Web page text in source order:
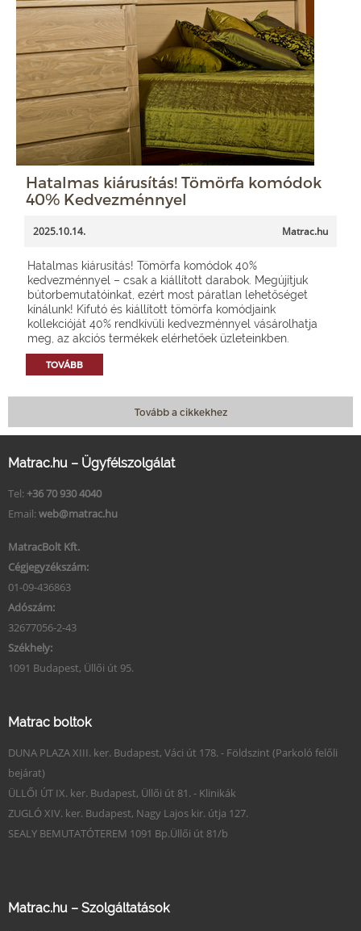
Hatalmas kiárusítás! Tömörfa komódok
40% Kedvezménnyel
2025.10.14. Matrac.hu
Hatalmas kiárusítás! Tömörfa komódok 40%
kedvezménnyel – csak a kiállított darabok. Megújítjuk
bútorbemutatóinkat, ezért most páratlan lehetőséget
kínálunk! Kifutó és kiállított tömörfa komódjaink
kollekcióját 40% rendkívüli kedvezménnyel vásárolhatja
meg, az akciós termékek elérhetőek üzleteinkben.
TOVÁBB
Tovább a cikkekhez
Matrac.hu – Ügyfélszolgálat
Tel: +36 70 930 4040
Email: web@matrac.hu
MatracBolt Kft.
Cégjegyzékszám:
01-09-436863
Adószám:
32677056-2-43
Székhely:
1091 Budapest, Üllői út 95.
Matrac boltok
DUNA PLAZA XIII. ker. Budapest, Váci út 178. - Földszint (Parkoló felőli
bejárat)
ÜLLŐI ÚT IX. ker. Budapest, Üllői út 81. - Klinikák
ZUGLÓ XIV. ker. Budapest, Nagy Lajos kir. útja 127.
SEALY BEMUTATÓTEREM 1091 Bp.Üllői út 81/b
Matrac.hu – Szolgáltatások